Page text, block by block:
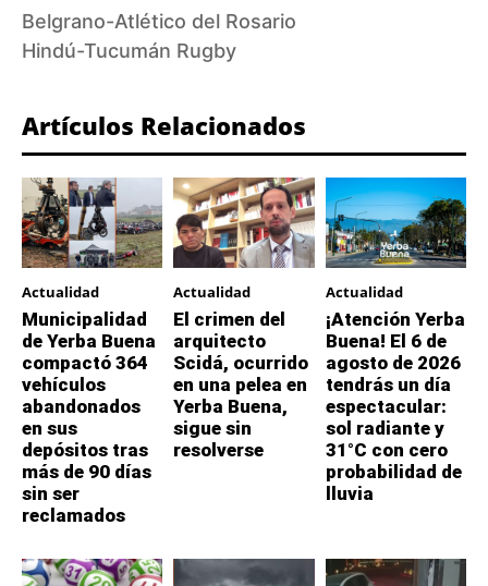
Belgrano-Atlético del Rosario
Hindú-Tucumán Rugby
Artículos Relacionados
Actualidad
Municipalidad
de Yerba Buena
compactó 364
vehículos
abandonados
en sus
depósitos tras
más de 90 días
sin ser
reclamados
Actualidad
El crimen del
arquitecto
Scidá, ocurrido
en una pelea en
Yerba Buena,
sigue sin
resolverse
Actualidad
¡Atención Yerba
Buena! El 6 de
agosto de 2026
tendrás un día
espectacular:
sol radiante y
31°C con cero
probabilidad de
lluvia